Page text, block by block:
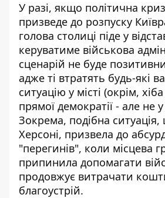
У разі, якщо політична
призведе до розпуску
голова столиці піде у
керуватиме військова
сценарій не буде
адже ті втратять будь-які
ситуацію у місті (окрім,
прямої демократії - але не
Зокрема, подібна
Херсоні, призвела до
"перегинів", коли місцева
припинила допомагати
продовжує витрачати
благоустрій.